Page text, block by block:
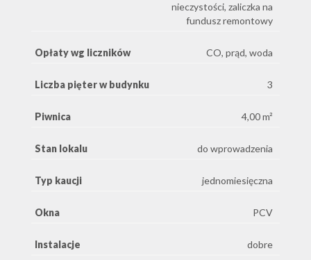
nieczystości, zaliczka na
fundusz remontowy
Opłaty wg liczników CO, prąd, woda
Liczba pięter w budynku 3
Piwnica 4,00 m²
Stan lokalu do wprowadzenia
Typ kaucji jednomiesięczna
Okna PCV
Instalacje dobre